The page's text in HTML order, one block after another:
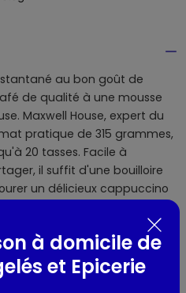
au bon goût de
de qualité à une mousse
Maxwell House, expert du
pratique de 315 grammes,
20 tasses. Facile à
il suffit d'une bouilloire
un délicieux cappuccino
gourmandise.
/ Allergènes
(11%), maltodextrine,
à domicile de
et Epicerie